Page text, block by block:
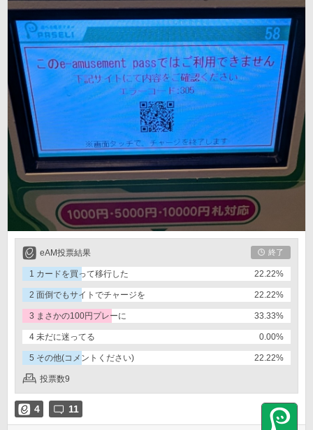
eAM投票結果 終了
1 カードを買って移行した 22.22%
2 面倒でもサイトでチャージを 22.22%
3 まさかの100円プレーに 33.33%
4 未だに迷ってる 0.00%
5 その他(コメントください) 22.22%
投票数9
4 11